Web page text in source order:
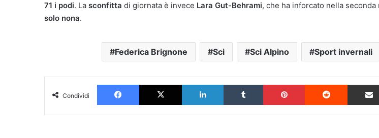
71 i podi. La sconfitta di giornata è invece Lara Gut-Behrami, che ha inforcato nella seconda
solo nona.
Federica Brignone Sci Sci Alpino Sport invernali
Condividi
Facebook X LinkedIn Tumblr Pinterest Reddit